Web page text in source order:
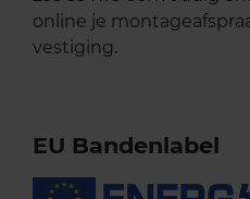
online je
vestiging.
EU Bandenlabel